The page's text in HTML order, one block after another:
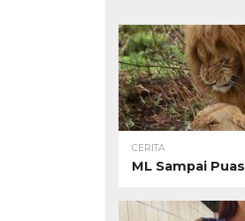
CERITA
ML Sampai Puas